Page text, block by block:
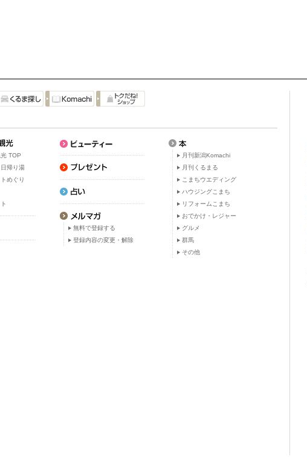
TOP
帰り湯
めぐり
無料で登録する
登録内容の変更・解除
月刊新潟Komachi
月刊くるまる
こまちウエディング
ハウジングこまち
リフォームこまち
おでかけ・レジャー
グルメ
群馬
その他